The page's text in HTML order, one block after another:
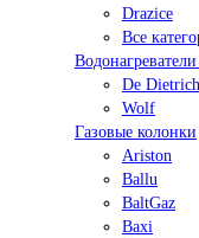
Drazice
Все
De Dietrich
Wolf
Газовые колонки
Ariston
Ballu
BaltGaz
Baxi